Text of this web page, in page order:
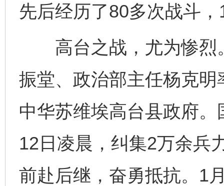
先后经历了80多次战斗
高台之战，尤为惨烈
振堂、政治部主任杨克
中华苏维埃高台县政府
12日凌晨，纠集2万余兵
前赴后继，奋勇抵抗。1